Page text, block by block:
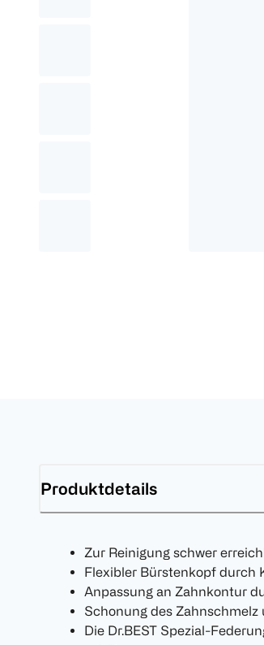
Produktdetails
Zur Reinigung schwer
Flexibler Bürstenkopf durch
Anpassung an Zahnkontur
Schonung des
Die Dr.BEST Spezial-